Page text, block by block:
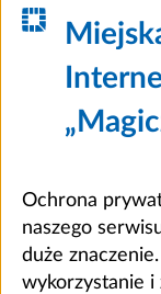
Ochrona
naszego
duże
wykorzystanie